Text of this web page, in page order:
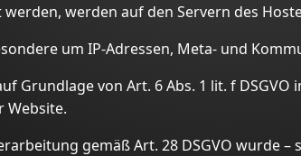
werden auf den Servern des
um IP-Adressen, Meta- und
Grundlage von Art. 6 Abs. 1 lit. f DSGVO
Website.
gemäß Art. 28 DSGVO wurde